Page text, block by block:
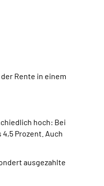
Rente in einem
hoch: Bei
Prozent. Auch
ausgezahlte